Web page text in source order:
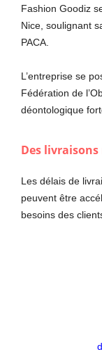
Fashion Goodiz
Nice, soulignant
PACA.
L’entreprise se
Fédération de
déontologique
Des
Les délais de
peuvent être
besoins des